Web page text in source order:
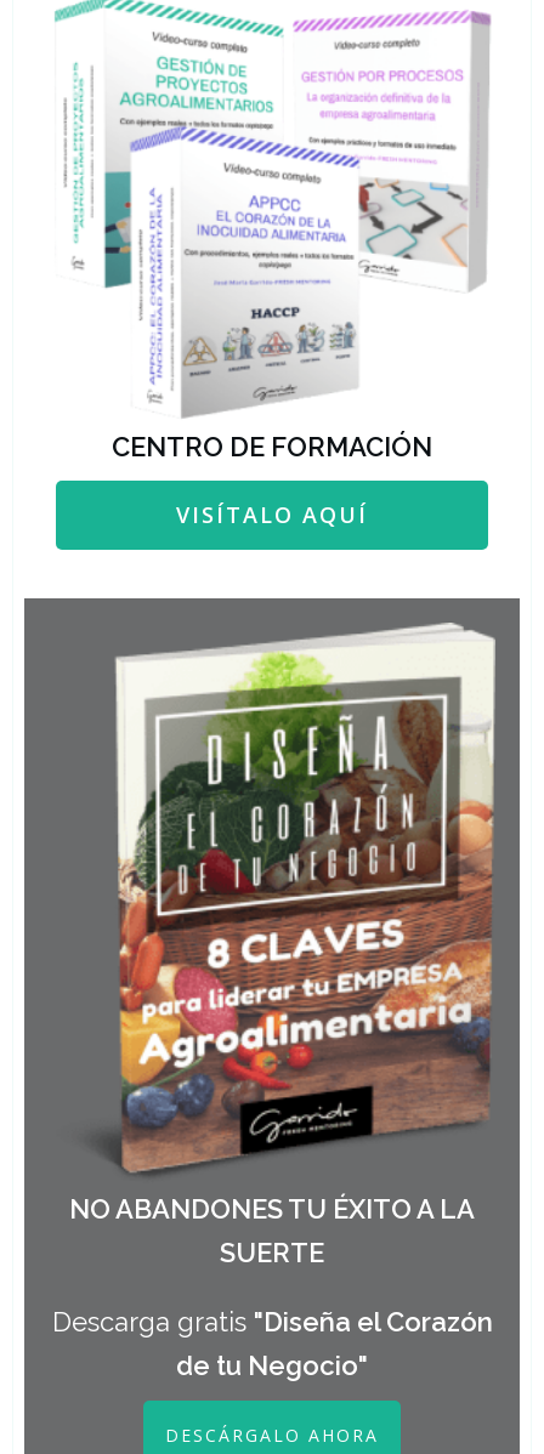
CENTRO DE FORMACIÓN
VISÍTALO AQUÍ
NO ABANDONES TU ÉXITO A LA
SUERTE
Descarga gratis "Diseña el Corazón
de tu Negocio"
DESCÁRGALO AHORA